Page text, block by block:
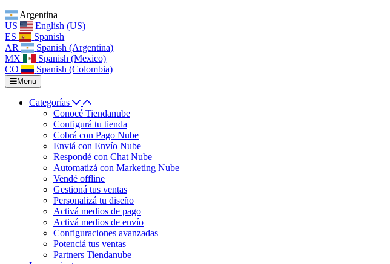
Argentina
US
English (US)
ES
Spanish
AR
Spanish (Argentina)
MX
Spanish (Mexico)
CO
Spanish (Colombia)
Menu
Categorías
Conocé Tiendanube
Configurá tu tienda
Cobrá con Pago Nube
Enviá con Envío Nube
Respondé con Chat Nube
Automatizá con Marketing Nube
Vendé offline
Gestioná tus ventas
Personalizá tu diseño
Activá medios de pago
Activá medios de envío
Configuraciones avanzadas
Potenciá tus ventas
Partners Tiendanube